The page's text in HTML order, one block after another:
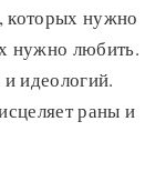
которых нужно
нужно любить.
идеологий.
раны и